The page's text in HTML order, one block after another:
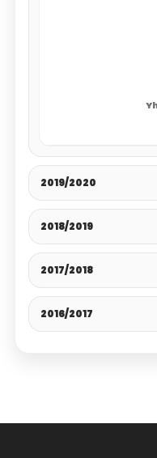
2019/2020
2018/2019
2017/2018
2016/2017